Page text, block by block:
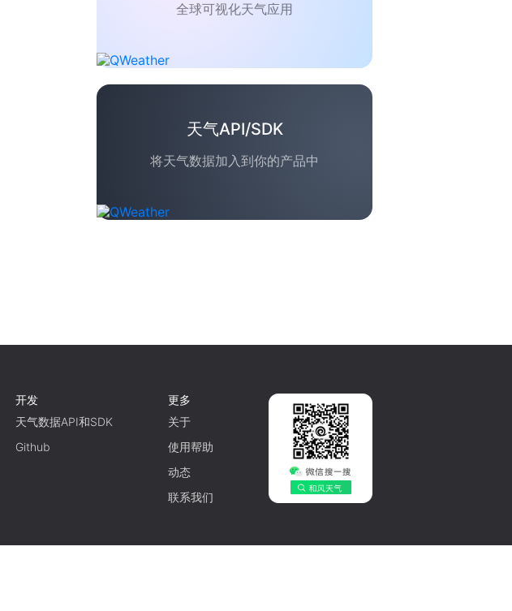
全球可视化天气应用
天气API/SDK
将天气数据加入到你的产品中
开发
天气数据API和SDK
Github
更多
关于
使用帮助
动态
联系我们